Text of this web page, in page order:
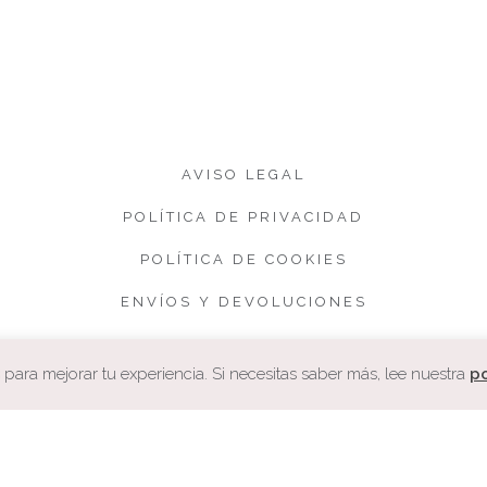
AVISO LEGAL
POLÍTICA DE PRIVACIDAD
POLÍTICA DE COOKIES
ENVÍOS Y DEVOLUCIONES
mejorar tu experiencia. Si necesitas saber más, lee nuestra